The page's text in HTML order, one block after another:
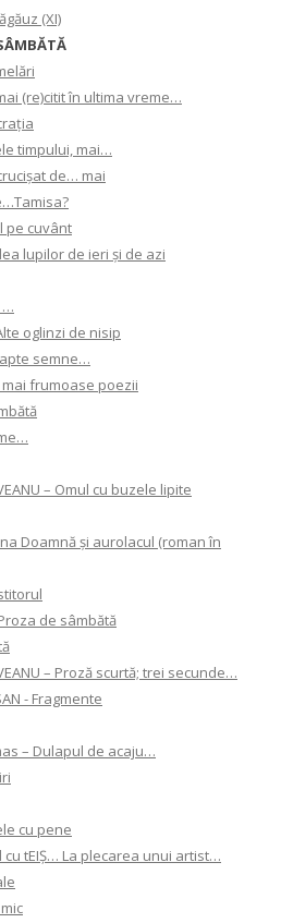
(XI)
(re)citit în ultima vreme…
timpului, mai…
de… mai
pe cuvânt
lupilor de ieri și de azi
…
oglinzi de nisip
semne…
mai frumoase poezii
– Omul cu buzele lipite
Doamnă și aurolacul (roman în
de sâmbătă
– Proză scurtă; trei secunde…
- Fragmente
– Dulapul de acaju…
cu pene
cu tEIȘ… La plecarea unui artist…